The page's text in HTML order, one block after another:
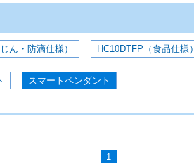
ん・防滴仕様） HC10DTFP（食品仕様）
スマートペンダント
1